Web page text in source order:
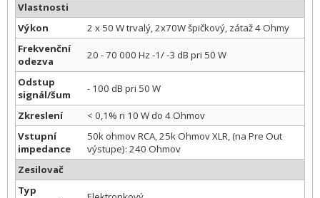
Vlastnosti
Výkon
2 x 50 W trvalý, 2x70W špičkový, zátaž 4 Ohmy
Frekvenční
odezva
20 - 70 000 Hz -1/ -3 dB pri 50 W
Odstup
signál/šum
- 100 dB pri 50 W
Zkreslení
< 0,1% ri 10 W do 4 Ohmov
Vstupní
impedance
50k ohmov RCA, 25k Ohmov XLR, (na Pre Out
výstupe): 240 Ohmov
Zesilovač
Typ